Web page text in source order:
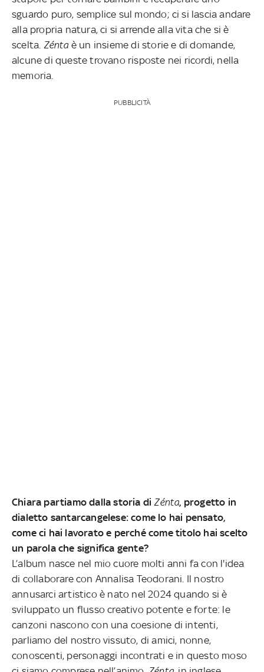
sguardo puro, semplice sul mondo; ci si lascia andare
alla propria natura, ci si arrende alla vita che si è
scelta. Zéntaè un insieme di storie e di domande,
alcune di queste trovano risposte nei ricordi, nella
memoria.
PUBBLICITÀ
Chiara partiamo dalla storia diZénta, progetto in
dialetto santarcangelese: come lo hai pensato,
come ci hai lavorato e perché come titolo hai scelto
un parola che significa gente?
L’album nasce nel mio cuore molti anni fa con l'idea
di collaborare con Annalisa Teodorani. Il nostro
annusarci artistico è nato nel 2024 quando si è
sviluppato un flusso creativo potente e forte: le
canzoni nascono con una coesione di intenti,
parliamo del nostro vissuto, di amici, nonne,
conoscenti, personaggi incontrati e in questo moso